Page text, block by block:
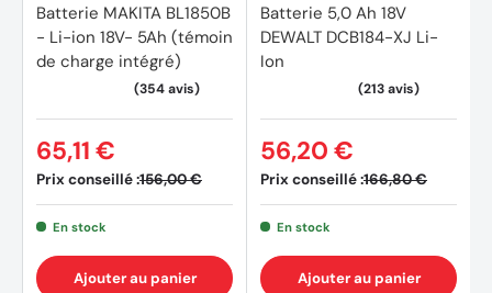
Batterie MAKITA BL1850B
- Li-ion 18V- 5Ah (témoin
de charge intégré)
Prix conseillé :156,00 €
65,11 €
En stock
Ajouter au panier
Batterie 5,0 Ah 18V
DEWALT DCB184-XJ Li-
Ion
Prix conseillé :166,80 €
56,20 €
En stock
Ajouter au panier